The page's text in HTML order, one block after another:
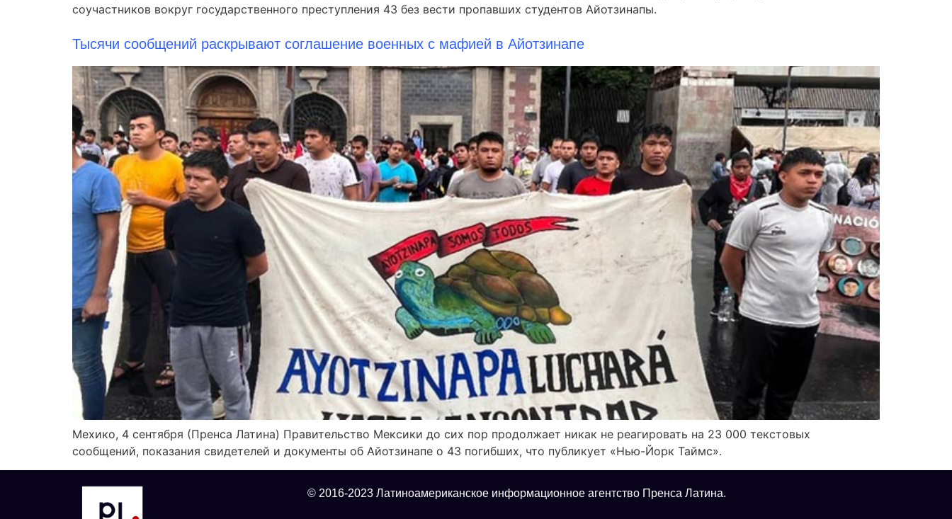
соучастников вокруг государственного преступления 43 без вести пропавших студентов Айотзинапы.
Тысячи сообщений раскрывают соглашение военных с мафией в Айотзинапе
Мехико, 4 сентября (Пренса Латина) Правительство Мексики до сих пор продолжает никак не реагировать на 23 000 текстовых
сообщений, показания свидетелей и документы об Айотзинапе о 43 погибших, что публикует «Нью-Йорк Таймс».
© 2016-2023 Латиноамериканское информационное агентство Пренса Латина.